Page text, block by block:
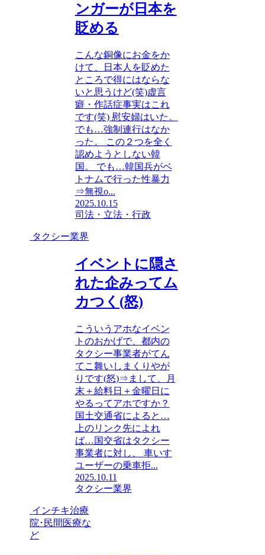
ンガーが日本を
貶める
こんな銅像にお金をか
けて、日本人を貶めた
ところで得にはならな
いと思うけど(笑)虚言
癖・作話症事実はこれ
です(笑) 慰安婦はいた。
でも…強制連行はなか
った。 この２つを全く
認めようとしない韓
国。 でも…韓国兵がベ
トナムで行った性暴力
⇒無視o...
2025.10.15
司法・立法・行政
タクシー業界
イベントに隠さ
れた企みってム
カつく(怒)
こういうアホなイベン
トのおかげで、都内の
タクシー事業者がてん
てこ舞いしまくりやが
りです(怒)⇒まして、月
末＋給料日＋金曜日に
やるってアホですか？
国土交通省によると…
上のリンク先によれ
ば…国交省はタクシー
事業者に対し、 車いす
ユーザーの乗車拒...
2025.10.11
タクシー業界
インチキ治療
院･民間医療な
ど